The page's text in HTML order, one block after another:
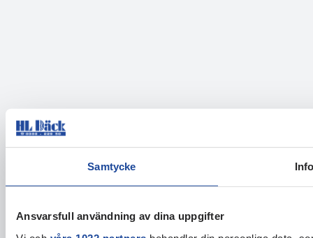
Samtycke
Ansvarsfull användning av dina uppgifter